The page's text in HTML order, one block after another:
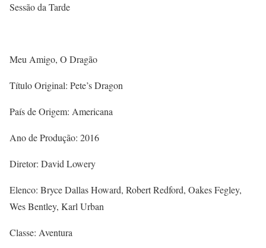
Sessão da Tarde
Meu Amigo, O Dragão
Título Original: Pete’s Dragon
País de Origem: Americana
Ano de Produção: 2016
Diretor: David Lowery
Elenco: Bryce Dallas Howard, Robert Redford, Oakes Fegley,
Wes Bentley, Karl Urban
Classe: Aventura